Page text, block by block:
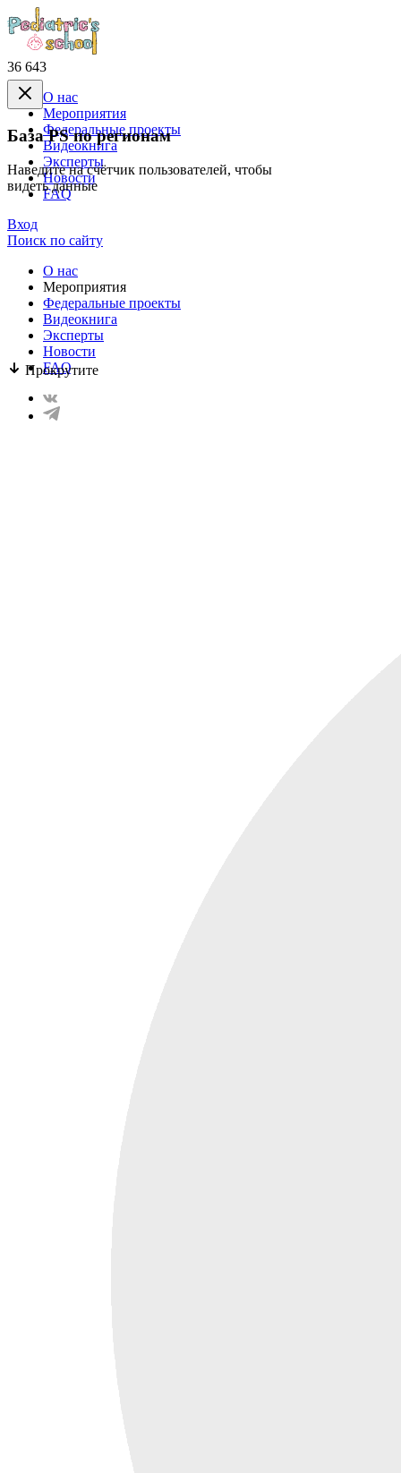
36 643
База PS по регионам
Наведите на счётчик пользователей, чтобы
видеть данные
Прокрутите
О нас
Mероприятия
Федеральные проекты
Видеокнига
Эксперты
Новости
FAQ
Вход
Поиск по сайту
О нас
Mероприятия
Федеральные проекты
Видеокнига
Эксперты
Новости
FAQ